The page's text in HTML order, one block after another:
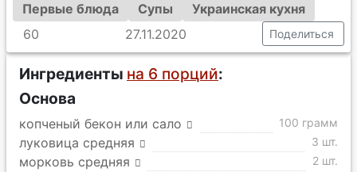
Первые блюда Супы
Украинская кухня
60
27.11.2020 Поделиться
Ингредиенты на 6 порций:
Основа
копченый бекон или сало 100 грамм
луковица средняя 3 шт.
морковь средняя 2 шт.